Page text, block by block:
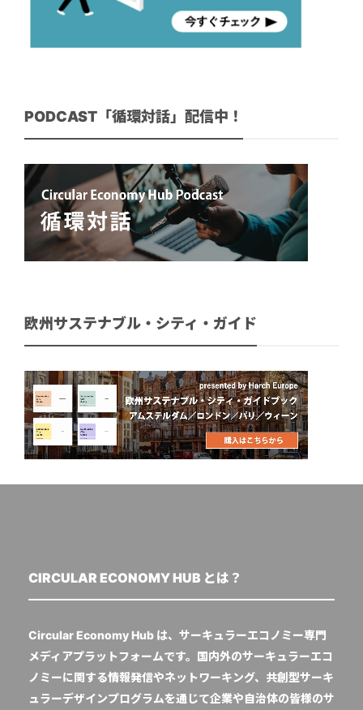
PODCAST「循環対話」配信中！
欧州サステナブル・シティ・ガイド
CIRCULAR ECONOMY HUB とは？
Circular Economy Hub は、サーキュラーエコノミー専門
メディアプラットフォームです。国内外のサーキュラーエコ
ノミーに関する情報発信やネットワーキング、共創型サーキ
ュラーデザインプログラムを通じて企業や自治体の皆様のサ